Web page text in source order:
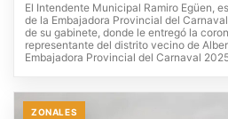
El Intendente Municipal Ramiro Egüen,
de la Embajadora Provincial del
de su gabinete, donde le entregó la
representante del distrito vecino de
Embajadora Provincial del Carnaval
ZONALES